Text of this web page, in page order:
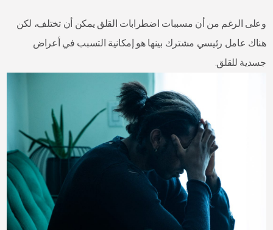
وعلى الرغم من أن مسببات اضطرابات القلق يمكن أن تختلف، لكن
هناك عامل رئيسي مشترك بينها هو إمكانية التسبب في أعراض
جسدية للقلق.